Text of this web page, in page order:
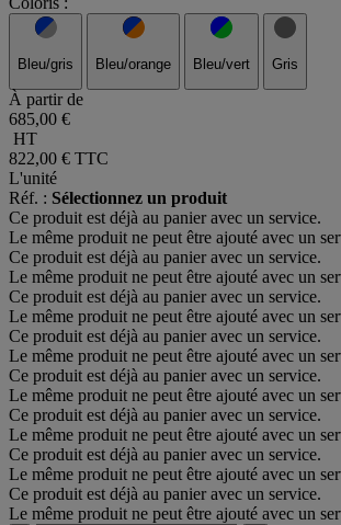
Bleu/gris Bleu/orange Bleu/vert Gris
À partir de
685,00 €
HT
822,00 € TTC
L'unité
Réf. : Sélectionnez un produit
Ce produit est déjà au panier avec un service.
Le même produit ne peut être ajouté avec un
Ce produit est déjà au panier avec un service.
Le même produit ne peut être ajouté avec un
Ce produit est déjà au panier avec un service.
Le même produit ne peut être ajouté avec un
Ce produit est déjà au panier avec un service.
Le même produit ne peut être ajouté avec un
Ce produit est déjà au panier avec un service.
Le même produit ne peut être ajouté avec un
Ce produit est déjà au panier avec un service.
Le même produit ne peut être ajouté avec un
Ce produit est déjà au panier avec un service.
Le même produit ne peut être ajouté avec un
Ce produit est déjà au panier avec un service.
Le même produit ne peut être ajouté avec un